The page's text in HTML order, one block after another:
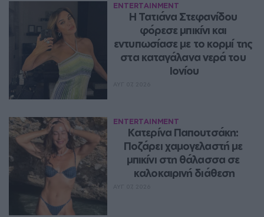
ENTERTAINMENT
Η Τατιάνα Στεφανίδου
φόρεσε μπικίνι και
εντυπωσίασε με το κορμί της
στα καταγάλανα νερά του
Ιονίου
ENTERTAINMENT
Κατερίνα Παπουτσάκη:
Ποζάρει χαμογελαστή με
μπικίνι στη θάλασσα σε
καλοκαιρινή διάθεση